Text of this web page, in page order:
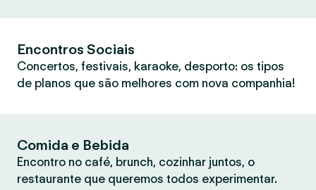
Encontros Sociais
Concertos, festivais, karaoke, desporto: os tipos
de planos que são melhores com nova companhia!
Comida e Bebida
Encontro no café, brunch, cozinhar juntos, o
restaurante que queremos todos experimentar.